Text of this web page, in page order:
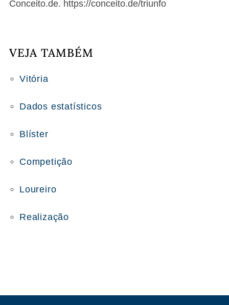
Conceito.de. https://conceito.de/triunfo
VEJA TAMBÉM
Vitória
Dados estatísticos
Blíster
Competição
Loureiro
Realização